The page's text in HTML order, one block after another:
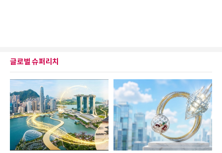
글로벌 슈퍼리치